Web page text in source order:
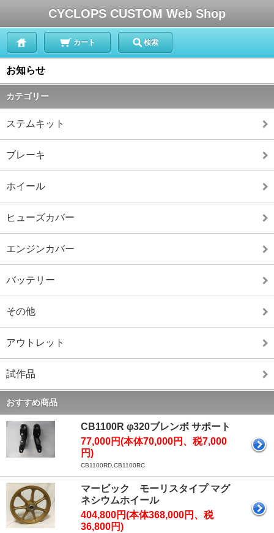
CYCLOPS CUSTOM Web Shop
カート 検索
お知らせ
カテゴリー
ステムキット
ブレーキ
ホイール
ヒューズカバー
エンジンカバー
バッテリー
その他
アウトレット
試作品
おすすめ商品
CB1100R φ320ブレンボ サポート
77,000円(本体70,000円、税7,000
円)
CB1100RD,CB1100RC
マービック モーリスタイプ マグ
ネシウムホイール
404,800円(本体368,000円、税
36,800円)